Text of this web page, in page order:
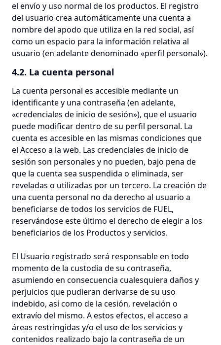
el envío y uso normal de los productos. El registro
del usuario crea automáticamente una cuenta a
nombre del apodo que utiliza en la red social, así
como un espacio para la información relativa al
usuario (en adelante denominado «perfil personal»).
4.2. La cuenta personal
La cuenta personal es accesible mediante un
identificante y una contraseña (en adelante,
«credenciales de inicio de sesión»), que el usuario
puede modificar dentro de su perfil personal. La
cuenta es accesible en las mismas condiciones que
el Acceso a la web. Las credenciales de inicio de
sesión son personales y no pueden, bajo pena de
que la cuenta sea suspendida o eliminada, ser
reveladas o utilizadas por un tercero. La creación de
una cuenta personal no da derecho al usuario a
beneficiarse de todos los servicios de FUEL,
reservándose este último el derecho de elegir a los
beneficiarios de los Productos y servicios.
El Usuario registrado será responsable en todo
momento de la custodia de su contraseña,
asumiendo en consecuencia cualesquiera daños y
perjuicios que pudieran derivarse de su uso
indebido, así como de la cesión, revelación o
extravío del mismo. A estos efectos, el acceso a
áreas restringidas y/o el uso de los servicios y
contenidos realizado bajo la contraseña de un